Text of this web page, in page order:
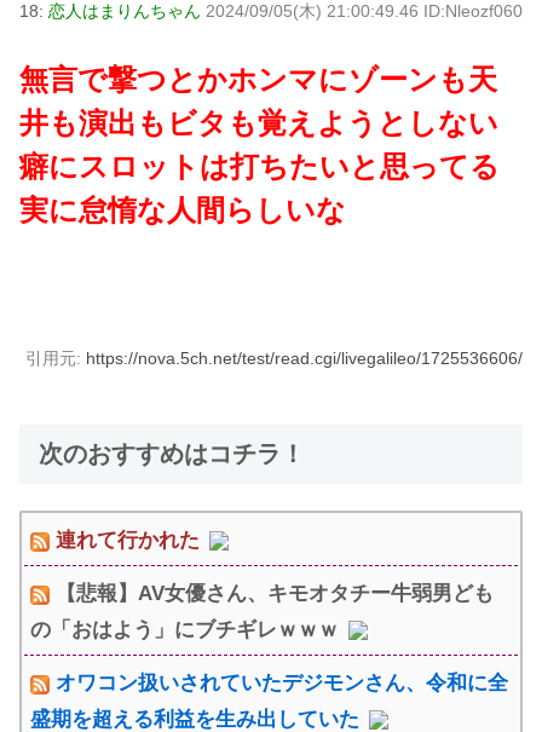
18: 恋人はまりんちゃん 2024/09/05(木) 21:00:49.46 ID:Nleozf060
無言で撃つとかホンマにゾーンも天
井も演出もビタも覚えようとしない
癖にスロットは打ちたいと思ってる
実に怠惰な人間らしいな
引用元: https://nova.5ch.net/test/read.cgi/livegalileo/1725536606/
次のおすすめはコチラ！
連れて行かれた
【悲報】AV女優さん、キモオタチー牛弱男ども
の「おはよう」にブチギレｗｗｗ
オワコン扱いされていたデジモンさん、令和に全
盛期を超える利益を生み出していた